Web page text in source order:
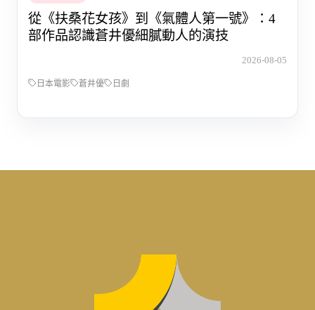
從《扶桑花女孩》到《氣體人第一號》：4
部作品認識蒼井優細膩動人的演技
2026-08-05
日本電影 蒼井優 日劇